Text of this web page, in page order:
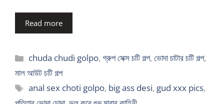
Read more
Categories
chuda chudi golpo,গ্রুপ সেক্স চটি গল্প,ভোদা চাটার চটি গল্প,
মাল আউট চটি গল্প
Tags
anal sex choti golpo, big ass desi, gud xxx pics,